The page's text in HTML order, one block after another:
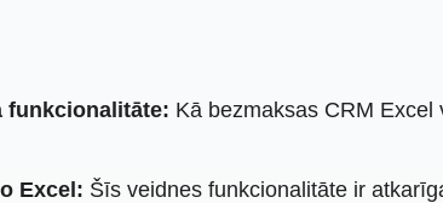
funkcionalitāte: Kā bezmaksas CRM
Excel: Šīs veidnes funkcionalitāte ir